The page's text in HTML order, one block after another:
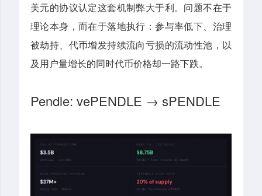
美元的协议认定这套机制弊大于利。问题不在于
理论本身，而在于落地执行：参与率低下、治理
被劫持、代币增发持续流向亏损的流动性池，以
及用户量增长的同时代币价格却一路下跌。
Pendle: vePENDLE → sPENDLE